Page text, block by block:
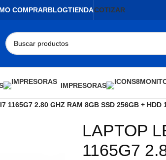
COMPRARBLOGTIENDACOTIZAR
IMPRESORAS
1165G7 2.80 GHZ RAM 8GB SSD 256GB + HDD
LAPTOP
1165G7